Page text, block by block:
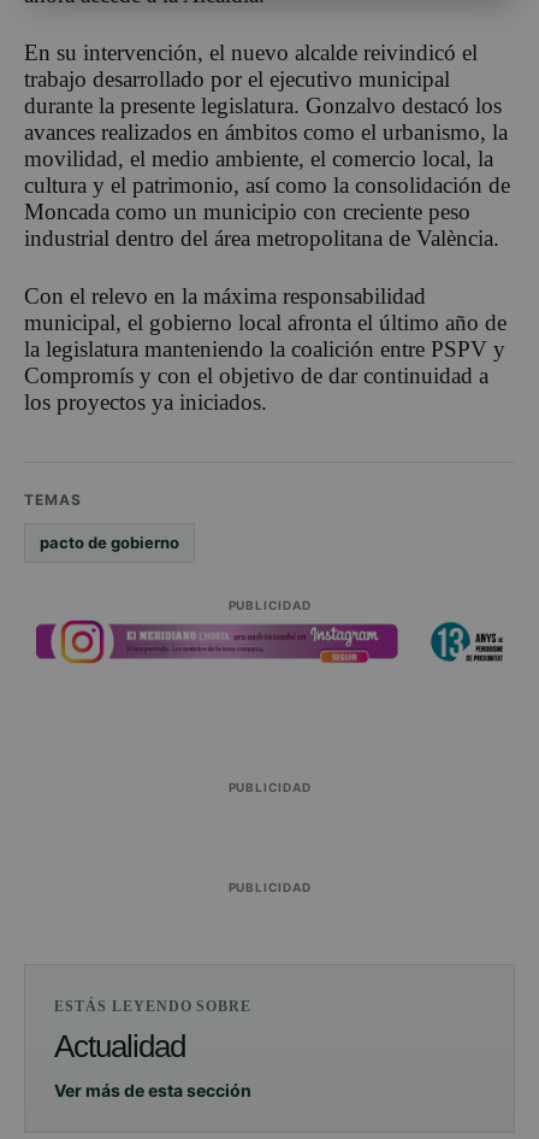
En su intervención, el nuevo alcalde reivindicó el
trabajo desarrollado por el ejecutivo municipal
durante la presente legislatura. Gonzalvo destacó los
avances realizados en ámbitos como el urbanismo, la
movilidad, el medio ambiente, el comercio local, la
cultura y el patrimonio, así como la consolidación de
Moncada como un municipio con creciente peso
industrial dentro del área metropolitana de València.
Con el relevo en la máxima responsabilidad
municipal, el gobierno local afronta el último año de
la legislatura manteniendo la coalición entre PSPV y
Compromís y con el objetivo de dar continuidad a
los proyectos ya iniciados.
TEMAS
pacto de gobierno
PUBLICIDAD
PUBLICIDAD
PUBLICIDAD
ESTÁS LEYENDO SOBRE
Actualidad
Ver más de esta sección